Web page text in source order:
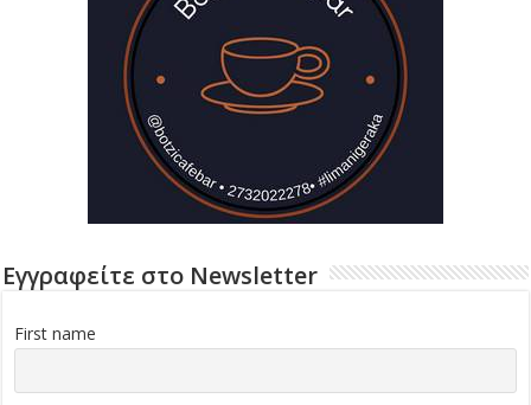
Εγγραφείτε στο Newsletter
First name